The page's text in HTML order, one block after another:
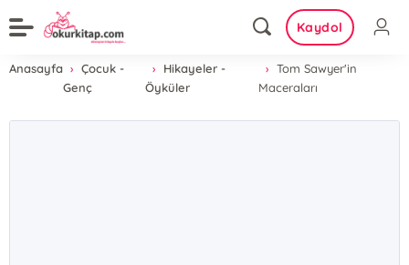
Kaydol
Anasayfa
Çocuk -
Genç
Hikayeler -
Öyküler
Tom Sawyer'in
Maceraları